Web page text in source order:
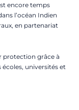
encore temps
l’océan Indien
en partenariat
protection grâce à
écoles, universités et